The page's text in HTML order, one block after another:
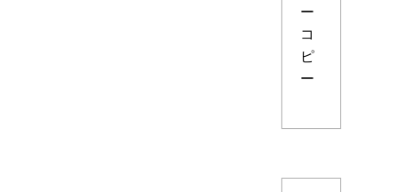
ー
コ
ピ
ー